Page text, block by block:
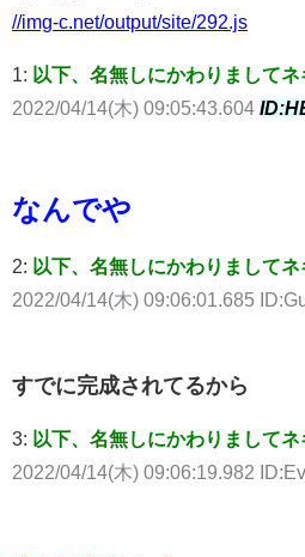
//img-c.net/output/site/292.js
1: 以下、名無しにかわりまして
2022/04/14(木) 09:05:43.604
なんでや
2: 以下、名無しにかわりまして
2022/04/14(木) 09:06:01.685
すでに完成されてるから
3: 以下、名無しにかわりまして
2022/04/14(木) 09:06:19.982